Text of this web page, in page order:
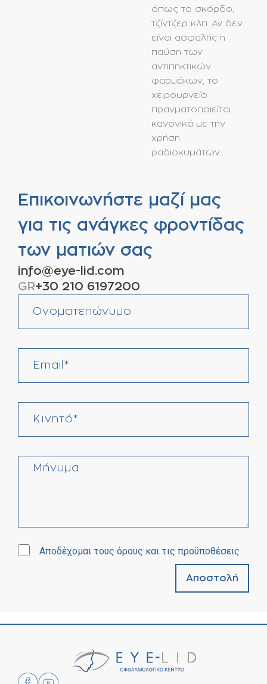
όπως το σκόρδο,
τζίντζερ κλπ. Αν δεν
είναι ασφαλής η
παύση των
αντιπηκτικών
φαρμάκων, το
χειρουργείο
πραγματοποιείται
κανονικά με την
χρήση
ραδιοκυμάτων.
Επικοινωνήστε μαζί μας
για τις ανάγκες φροντίδας
των ματιών σας
info@eye-lid.com
GR+30 210 6197200
Αποδέχομαι τους όρους και τις προϋποθέσεις